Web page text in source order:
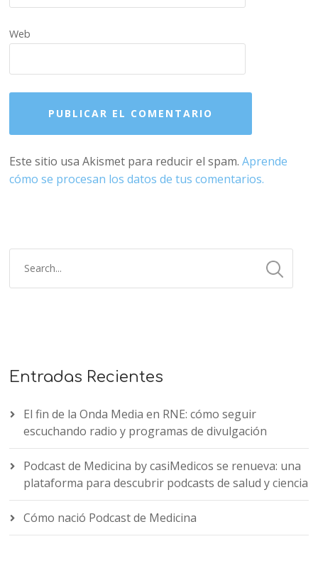
Web
Este sitio usa Akismet para reducir el spam.Aprende
cómo se procesan los datos de tus comentarios.
Entradas Recientes
El fin de la Onda Media en RNE: cómo seguir
escuchando radio y programas de divulgación
Podcast de Medicina by casiMedicos se renueva: una
plataforma para descubrir podcasts de salud y ciencia
Cómo nació Podcast de Medicina